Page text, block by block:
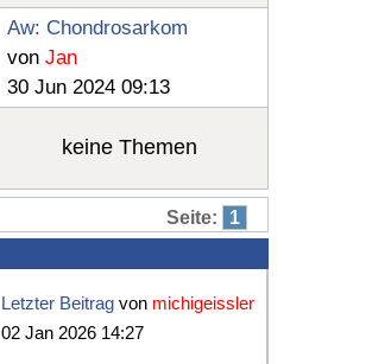
Aw: Chondrosarkom
von Jan
30 Jun 2024 09:13
keine Themen
Seite: 1
Letzter Beitrag von michigeissler
02 Jan 2026 14:27